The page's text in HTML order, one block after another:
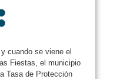
cuando se viene el
Fiestas, el municipio
Tasa de Protección